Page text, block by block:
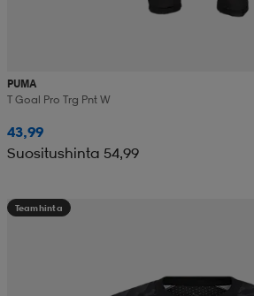
PUMA
T Goal Pro Trg Pnt W
43,99
Suositushinta 54,99
Teamhinta